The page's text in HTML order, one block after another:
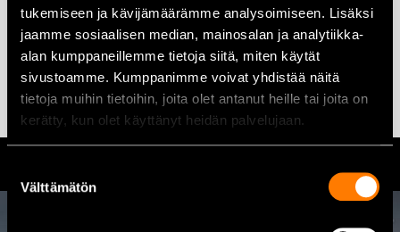
tukemiseen ja kävijämäärämme analysoimiseen. Lisäksi
jaamme sosiaalisen median, mainosalan ja analytiikka-
alan kumppaneillemme tietoja siitä, miten käytät
sivustoamme. Kumppanimme voivat yhdistää näitä
tietoja muihin tietoihin, joita olet antanut heille tai joita on
kerätty, kun olet käyttänyt heidän palvelujaan.
valinta
Välttämätön
259,00€
Lägg till i varukorg